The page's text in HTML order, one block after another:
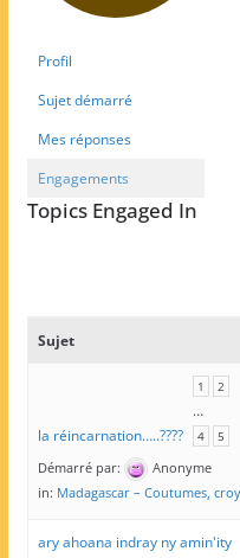
Profil
Sujet démarré
Mes réponses
Engagements
Topics Engaged In
Sujet
la réincarnation…..????
1 2
…
4 5
Démarré par:
Anonyme
in: Madagascar – Coutumes,
ary ahoana indray ny amin'ity